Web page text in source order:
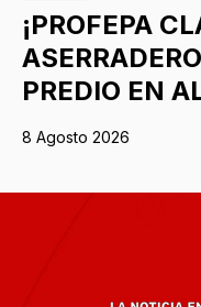
¡PROFEPA
PREDIO EN
8 Agosto 2026